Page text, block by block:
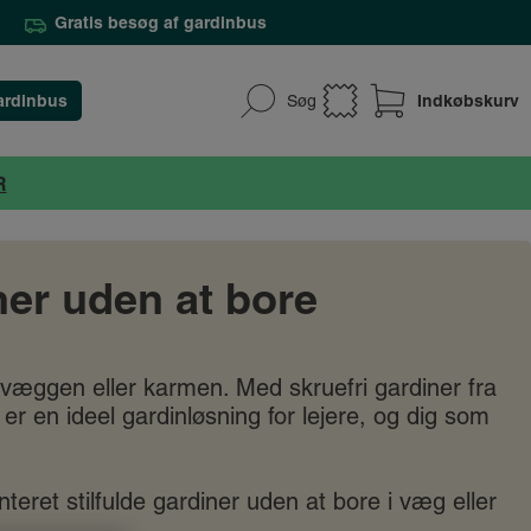
Gratis besøg af gardinbus
Søg Indkøbskurv
uden at bore
eller karmen. Med skruefri gardiner fra
en ideel gardinløsning for lejere, og dig som
stilfulde gardiner uden at bore i væg eller